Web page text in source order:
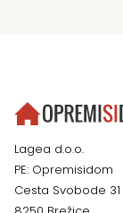
Lagea d.o.o.
PE: Opremisidom
Cesta Svobode 31